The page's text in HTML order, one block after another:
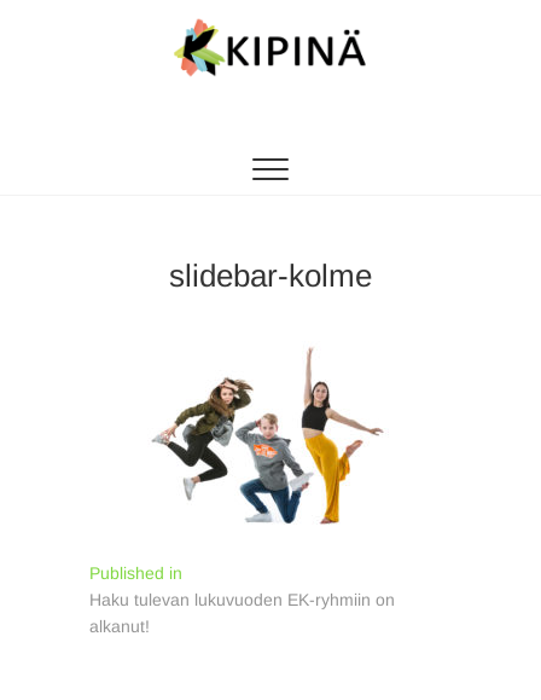
slidebar-kolme
Artikkelien
selaus
Published in
Haku tulevan lukuvuoden EK-ryhmiin on
alkanut!